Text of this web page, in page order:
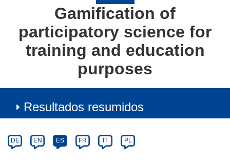
Gamification of
participatory science for
training and education
purposes
Resultados resumidos
Category
Article
available
DE EN ES FR IT PL